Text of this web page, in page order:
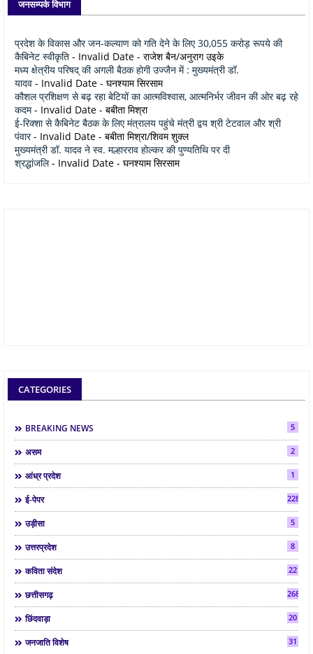
जनसम्पर्क विभाग
प्रदेश के विकास और जन-कल्याण को गति देने के लिए 30,055 करोड़ रूपये की
कैबिनेट स्वीकृति - Invalid Date - राजेश बैन/अनुराग उइके
मध्य क्षेत्रीय परिषद् की अगली बैठक होगी उज्जैन में : मुख्यमंत्री डॉ.
यादव - Invalid Date - घनश्याम सिरसाम
कौशल प्रशिक्षण से बढ़ रहा बेटियों का आत्मविश्वास, आत्मनिर्भर जीवन की ओर बढ़ रहे
कदम- Invalid Date - बबीता मिश्रा
ई-रिक्शा से कैबिनेट बैठक के लिए मंत्रालय पहुंचे मंत्री द्वय श्री टेटवाल और श्री
पंवार- Invalid Date - बबीता मिश्रा/शिवम शुक्ल
मुख्यमंत्री डॉ. यादव ने स्व. मल्हारराव होल्कर की पुण्यतिथि पर दी
श्रद्धांजलि- Invalid Date - घनश्याम सिरसाम
CATEGORIES
BREAKING NEWS 5
असम 2
आंध्र प्रदेश 1
ई-पेपर 2287
उड़ीसा 5
उत्तरप्रदेश 8
कविता संदेश 22
छत्तीसगढ़ 268
छिंदवाड़ा 20
जनजाति विशेष 31